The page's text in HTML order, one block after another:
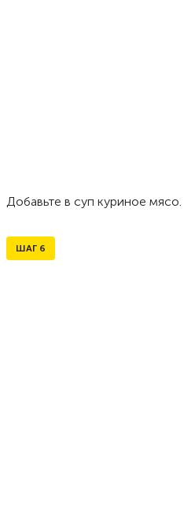
Добавьте в суп куриное мясо.
ШАГ 6